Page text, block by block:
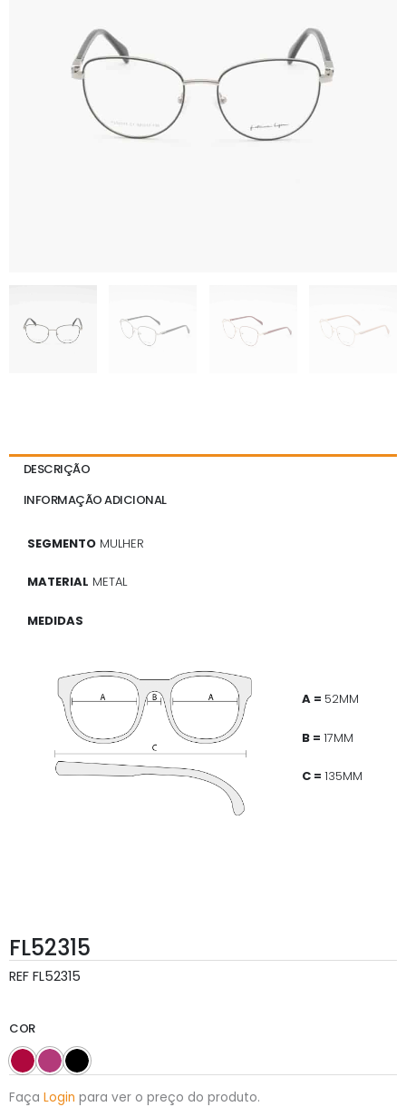
DESCRIÇÃO
INFORMAÇÃO ADICIONAL
SEGMENTO MULHER
MATERIAL METAL
MEDIDAS
A = 52MM
B = 17MM
C = 135MM
FL52315
REF FL52315
COR
Faça Login para ver o preço do produto.